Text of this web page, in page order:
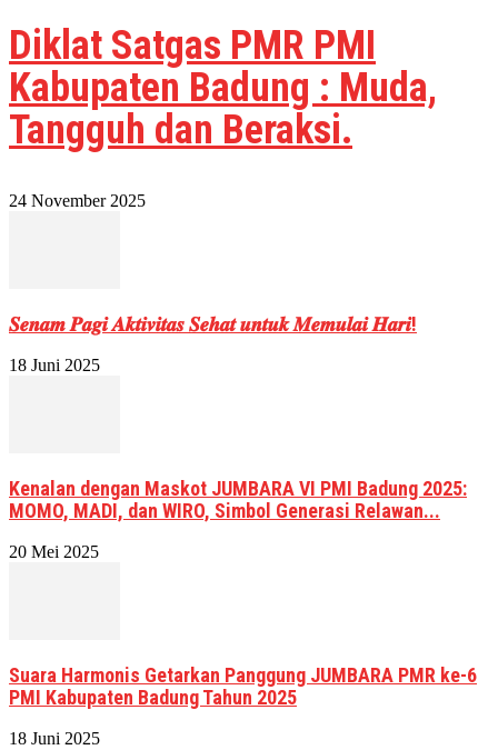
Diklat Satgas PMR PMI
Kabupaten Badung : Muda,
Tangguh dan Beraksi.
24 November 2025
𝑺𝒆𝒏𝒂𝒎 𝑷𝒂𝒈𝒊 𝑨𝒌𝒕𝒊𝒗𝒊𝒕𝒂𝒔 𝑺𝒆𝒉𝒂𝒕 𝒖𝒏𝒕𝒖𝒌 𝑴𝒆𝒎𝒖𝒍𝒂𝒊 𝑯𝒂𝒓𝒊!
18 Juni 2025
Kenalan dengan Maskot JUMBARA VI PMI Badung 2025:
MOMO, MADI, dan WIRO, Simbol Generasi Relawan...
20 Mei 2025
Suara Harmonis Getarkan Panggung JUMBARA PMR ke-6
PMI Kabupaten Badung Tahun 2025
18 Juni 2025